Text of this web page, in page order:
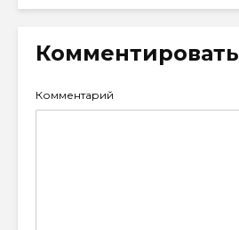
Комментировать
Комментарий